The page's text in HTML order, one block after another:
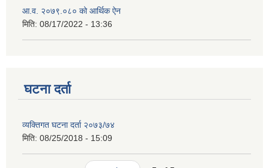
आ.व. २०७९.०८० को आर्थिक ऐन
मिति: 08/17/2022 - 13:36
घटना दर्ता
व्यक्तिगत घटना दर्ता २०७३/७४
मिति: 08/25/2018 - 15:09